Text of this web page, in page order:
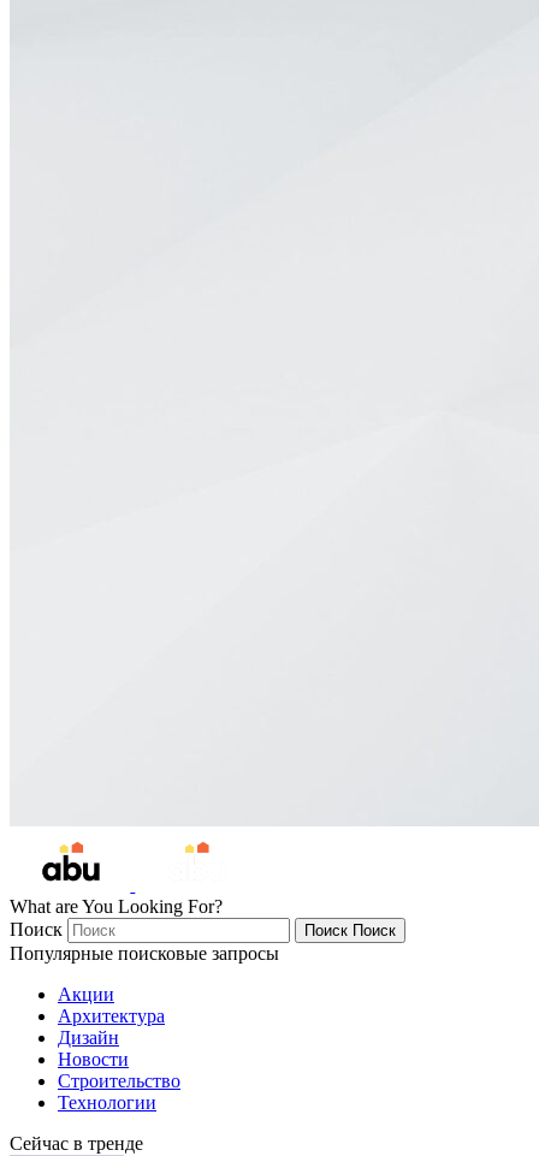
What are You Looking For?
Поиск
Поиск Поиск
Популярные поисковые запросы
Акции
Архитектура
Дизайн
Новости
Строительство
Технологии
Сейчас в тренде